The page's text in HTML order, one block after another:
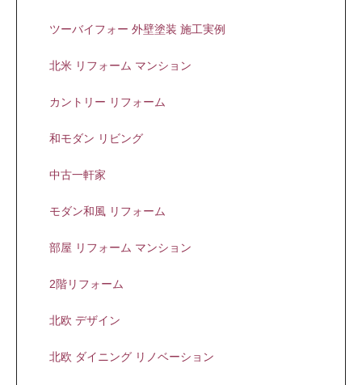
ツーバイフォー 外壁塗装 施工実例
北米 リフォーム マンション
カントリー リフォーム
和モダン リビング
中古一軒家
モダン和風 リフォーム
部屋 リフォーム マンション
2階リフォーム
北欧 デザイン
北欧 ダイニング リノベーション